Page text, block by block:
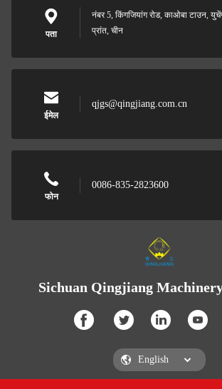
पता
नंबर 5, किंगजियांग रोड, काओबा टाउन,
प्रांत, चीन
ईमेल
qjgs@qingjiang.com.cn
फोन
0086-835-2823600
Sichuan Qingjiang